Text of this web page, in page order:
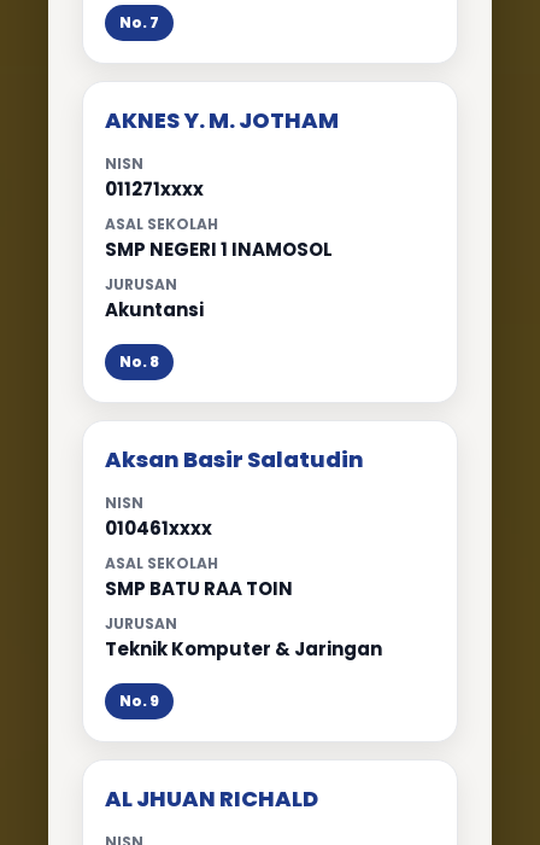
No. 7
AKNES Y. M. JOTHAM
NISN
011271xxxx
ASAL SEKOLAH
SMP NEGERI 1 INAMOSOL
JURUSAN
Akuntansi
No. 8
Aksan Basir Salatudin
NISN
010461xxxx
ASAL SEKOLAH
SMP BATU RAA TOIN
JURUSAN
Teknik Komputer & Jaringan
No. 9
AL JHUAN RICHALD